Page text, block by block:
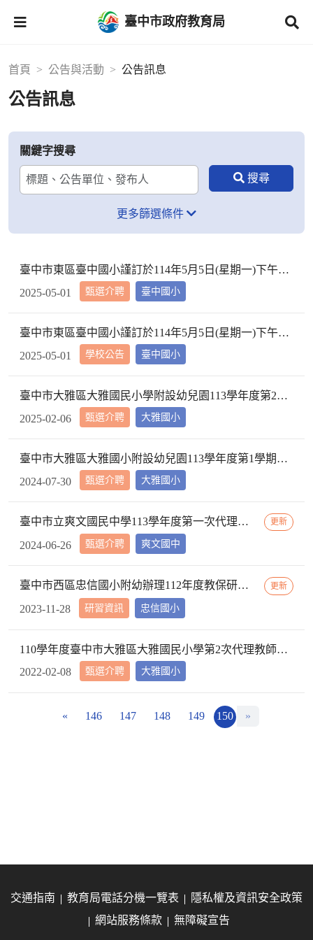
臺中市政府教育局
首頁 公告與活動 公告訊息
公告訊息
關鍵字搜尋
更多篩選條件
甄選介聘
臺中市東區臺中國小謹訂於114年5月5日(星期一)下午2時10分於本校校長室，召開教評會審查114學年度市內介聘調入本校教師資格
臺中國小
2025-05-01
學校公告
臺中市東區臺中國小謹訂於114年5月5日(星期一)下午2時10分於本校校長室，召開教評會審查114學年度市內介聘調入本校教師資格
臺中國小
2025-05-01
甄選介聘
臺中市大雅區大雅國民小學附設幼兒園113學年度第2學期【特教學生助理員】第1次甄選簡章公告
大雅國小
2025-02-06
甄選介聘
臺中市大雅區大雅國小附設幼兒園113學年度第1學期【代理教師】招考甄選錄取公告，已足額錄取，不續辦甄選作業。
大雅國小
2024-07-30
甄選介聘
臺中市立爽文國民中學113學年度第一次代理教師甄選簡章(一次公告分次招考) 更新
爽文國中
2024-06-26
研習資訊
臺中市西區忠信國小附幼辦理112年度教保研習─ 「嬰幼用藥安全~就是「藥」你好好的」，請鼓勵貴校(園)教保服務人員踴躍參加 更新
忠信國小
2023-11-28
甄選介聘
110學年度臺中市大雅區大雅國民小學第2次代理教師甄選第2次招考結果公告
大雅國小
2022-02-08
« 146 147 148 149 150 »
交通指南 教育局電話分機一覽表
隱私權及資訊安全政策
網站服務條款
無障礙宣告